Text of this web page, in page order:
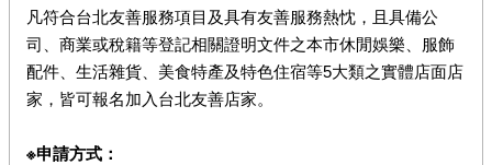
凡符合台北友善服務項目及具有友善服務熱忱，且具備公
司、商業或稅籍等登記相關證明文件之本市休閒娛樂、服飾
配件、生活雜貨、美食特產及特色住宿等5大類之實體店面店
家，皆可報名加入台北友善店家。
※申請方式：